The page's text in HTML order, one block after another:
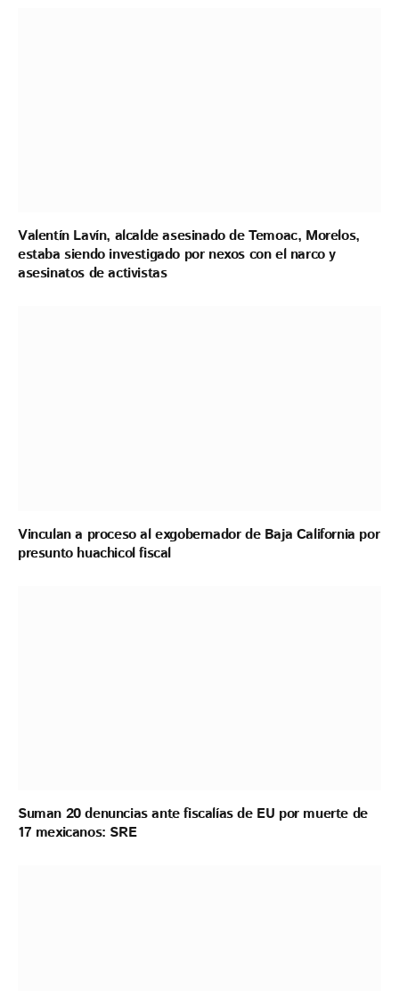
Valentín Lavín, alcalde asesinado de Temoac, Morelos,
estaba siendo investigado por nexos con el narco y
asesinatos de activistas
Vinculan a proceso al exgobernador de Baja California por
presunto huachicol fiscal
Suman 20 denuncias ante fiscalías de EU por muerte de
17 mexicanos: SRE